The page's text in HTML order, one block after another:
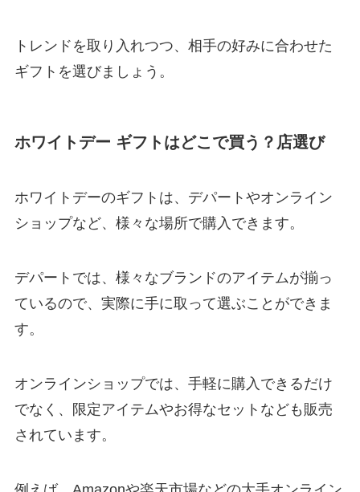
トレンドを取り入れつつ、相手の好みに合わせた
ギフトを選びましょう。
ホワイトデー ギフトはどこで買う？店選び
ホワイトデーのギフトは、デパートやオンライン
ショップなど、様々な場所で購入できます。
デパートでは、様々なブランドのアイテムが揃っ
ているので、実際に手に取って選ぶことができま
す。
オンラインショップでは、手軽に購入できるだけ
でなく、限定アイテムやお得なセットなども販売
されています。